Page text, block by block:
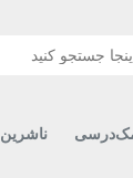
ناشرین